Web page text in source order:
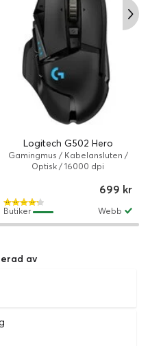
Logitech G502 Hero
Gamingmus / Kabelansluten /
Optisk / 16000 dpi
699 kr
Webb
Butiker
av